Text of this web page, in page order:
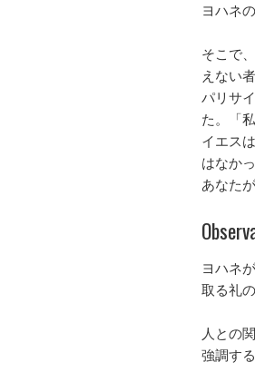
ヨハネ
そこで
えない
パリサ
た。「
イエス
はなか
あなた
ヨハネ
取る礼
人との
強調す